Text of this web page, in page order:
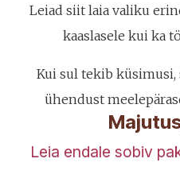
Leiad siit laia valiku
kaaslasele kui ka
Kui sul tekib
ühendust
Leia endale sobiv